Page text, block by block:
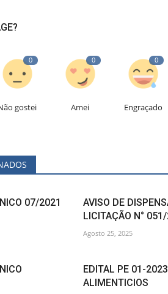
0
gostei
0
Amei
0
Engraçado
07/2021
AVISO DE
LICITAÇÃO N°
Agosto 25, 2025
EDITAL PE 01-
ALIMENTICIOS